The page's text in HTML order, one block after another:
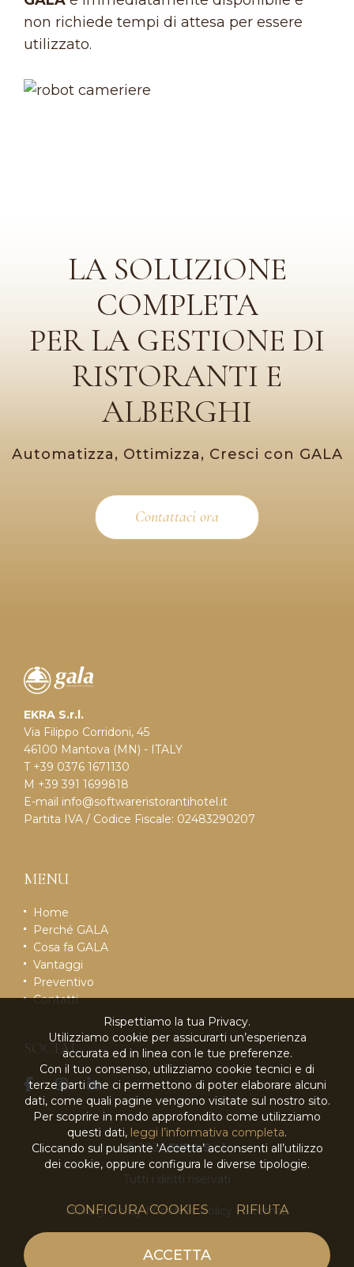
non richiede tempi di attesa per essere
utilizzato.
LA SOLUZIONE
COMPLETA
PER LA GESTIONE DI
RISTORANTI E
ALBERGHI
Automatizza, Ottimizza, Cresci con GALA
Contattaci ora
EKRA S.r.l.
Via Filippo Corridoni, 45
46100 Mantova (MN) - ITALY
T +39 0376 1671130
M +39 391 1699818
E-mail info@softwareristorantihotel.it
Partita IVA / Codice Fiscale: 02483290207
MENU
Home
Perché GALA
Cosa fa GALA
Vantaggi
Preventivo
Contatti
SOCIAL
© 2026EKRA S.r.l.
Tutti i diritti riservati
Privacy Policy|Cookies Policy |Sitemap
Rispettiamo la tua Privacy.
Utilizziamo cookie per assicurarti un’esperienza
accurata ed in linea con le tue preferenze.
Con il tuo consenso, utilizziamo cookie tecnici e di
terze parti che ci permettono di poter elaborare alcuni
dati, come quali pagine vengono visitate sul nostro sito.
Per scoprire in modo approfondito come utilizziamo
questi dati, leggi l’informativa completa.
Cliccando sul pulsante ‘Accetta’ acconsenti all’utilizzo
dei cookie, oppure configura le diverse tipologie.
CONFIGURA COOKIES RIFIUTA
ACCETTA